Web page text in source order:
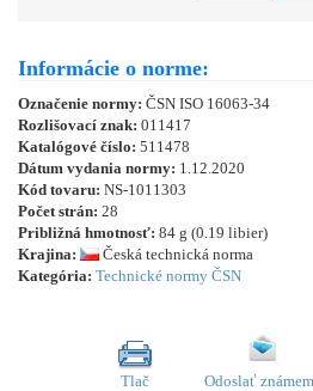
Informácie o norme:
Označenie normy: ČSN ISO 16063-34
Rozlišovací znak: 011417
Katalógové číslo: 511478
Dátum vydania normy: 1.12.2020
Kód tovaru: NS-1011303
Počet strán: 28
Približná hmotnosť: 84 g (0.19 libier)
Krajina:
Česká technická norma
Kategória: Technické normy ČSN
Tlač Odoslať